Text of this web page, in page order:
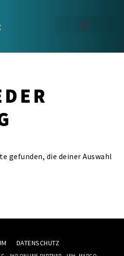
gefunden, die deiner Auswahl
DATENSCHUTZ